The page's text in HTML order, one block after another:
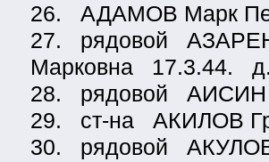
26. АДАМОВ Марк
27. рядовой
Марковна 17.3.44.
28. рядовой АИСИН
29. ст-на АКИЛОВ
30. рядовой АКУЛОВ